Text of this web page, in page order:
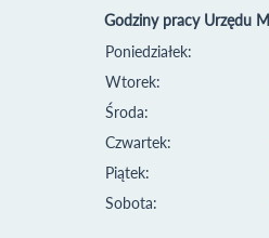
Godziny pracy Urzędu
Poniedziałek:
Wtorek:
Środa:
Czwartek:
Piątek:
Sobota: